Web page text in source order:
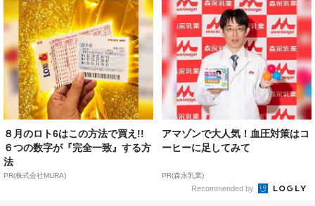
８月のロト6はこの方法で買え!!
６つの数字が『完全一致』する方
法
PR(株式会社MURA)
アマゾンで大人気！血圧対策はコ
ーヒーに足してみて
PR(森永乳業)
Recommended by